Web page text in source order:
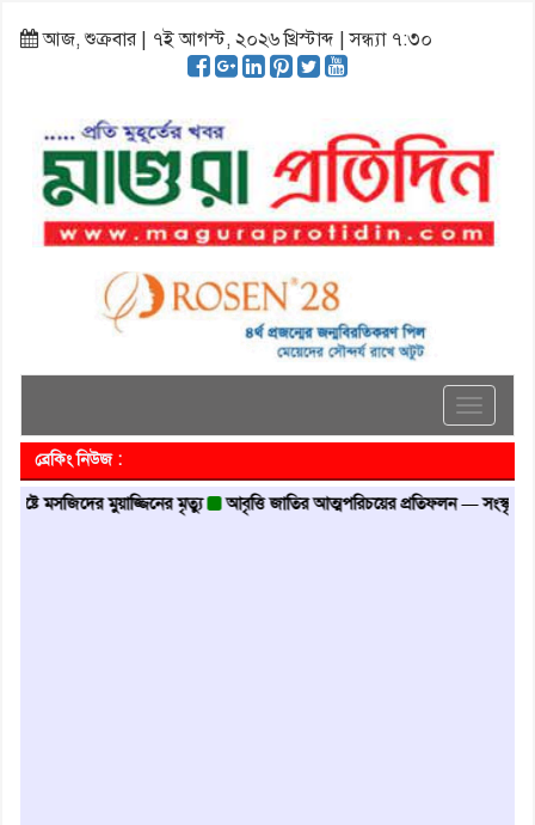
আজ, শুক্রবার | ৭ই আগস্ট, ২০২৬ খ্রিস্টাব্দ | সন্ধ্যা ৭:৩০
Toggle
ব্রেকিং নিউজ :
মসজিদের মুয়াজ্জিনের মৃত্যু আবৃত্তি জাতির আত্মপরিচয়ের প্রতিফলন — সংস্কৃতি মন্ত্রী